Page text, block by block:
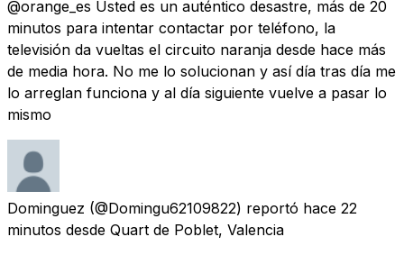
@orange_es Usted es un auténtico desastre, más de 20
minutos para intentar contactar por teléfono, la
televisión da vueltas el circuito naranja desde hace más
de media hora. No me lo solucionan y así día tras día me
lo arreglan funciona y al día siguiente vuelve a pasar lo
mismo
Dominguez (@Domingu62109822) reportó hace 22
minutos desde Quart de Poblet, Valencia